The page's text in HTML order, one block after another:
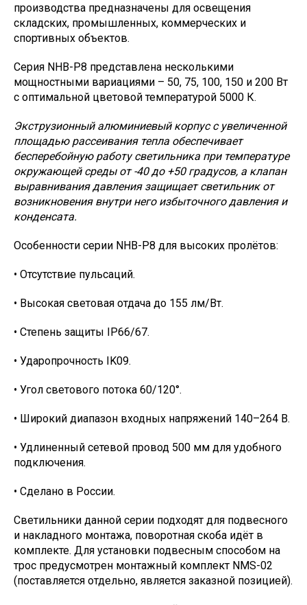
производства предназначены для освещения
складских, промышленных, коммерческих и
спортивных объектов.
Серия NHB-P8 представлена несколькими
мощностными вариациями – 50, 75, 100, 150 и 200 Вт
с оптимальной цветовой температурой 5000 К.
Экструзионный алюминиевый корпус с увеличенной
площадью рассеивания тепла обеспечивает
бесперебойную работу светильника при температуре
окружающей среды от -40 до +50 градусов, а клапан
выравнивания давления защищает светильник от
возникновения внутри него избыточного давления и
конденсата.
Особенности серии NHB-P8 для высоких пролётов:
• Отсутствие пульсаций.
• Высокая световая отдача до 155 лм/Вт.
• Степень защиты IP66/67.
• Ударопрочность IK09.
• Угол светового потока 60/120°.
• Широкий диапазон входных напряжений 140–264 В.
• Удлиненный сетевой провод 500 мм для удобного
подключения.
• Сделано в России.
Светильники данной серии подходят для подвесного
и накладного монтажа, поворотная скоба идёт в
комплекте. Для установки подвесным способом на
трос предусмотрен монтажный комплект NMS-02
(поставляется отдельно, является заказной позицией).